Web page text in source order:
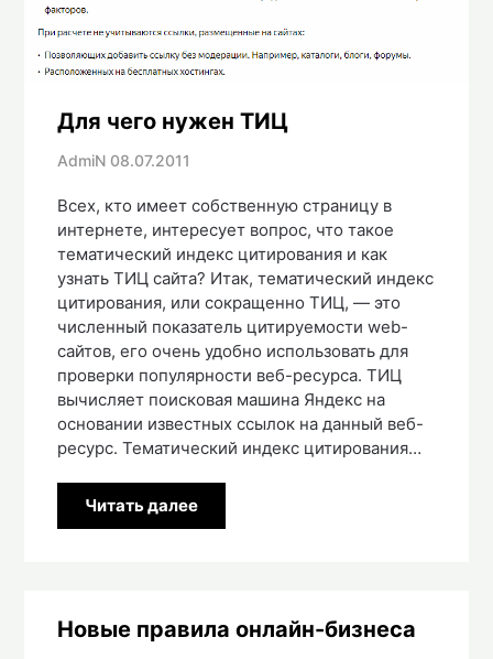
Для чего нужен ТИЦ
AdmiN 08.07.2011
Всех, кто имеет собственную страницу в
интернете, интересует вопрос, что такое
тематический индекс цитирования и как
узнать ТИЦ сайта? Итак, тематический индекс
цитирования, или сокращенно ТИЦ, — это
численный показатель цитируемости web-
сайтов, его очень удобно использовать для
проверки популярности веб-ресурса. ТИЦ
вычисляет поисковая машина Яндекс на
основании известных ссылок на данный веб-
ресурс. Тематический индекс цитирования…
Читать далее
Новые правила онлайн-бизнеса